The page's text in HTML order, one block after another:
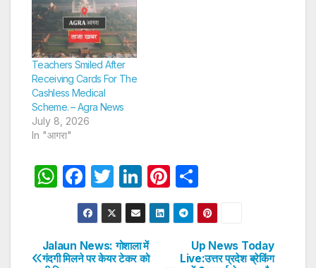
Teachers Smiled After
Receiving Cards For The
Cashless Medical
Scheme. – Agra News
July 8, 2026
In "आगरा"
W
s
F
a
c
e
T
w
itt
er
Li
n
k
e
Pi
nt
er
h
ar
e
Post
Up News Today
Live:उत्तर प्रदेश ब्रेकिंग
Jalaun News: गोशाला में
गंदगी मिलने पर केयर टेकर को